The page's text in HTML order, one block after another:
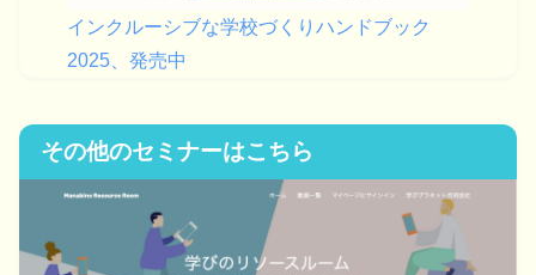
インクルーシブな学校づくりハンドブック
2025、発売中
その他のセミナーはこちら